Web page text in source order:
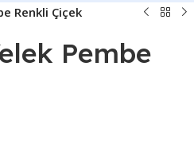
Renkli Çiçek
Pembe